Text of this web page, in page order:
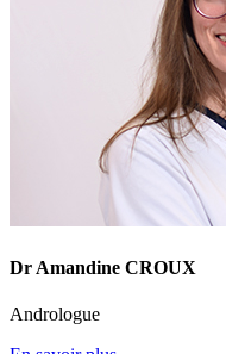
Dr Amandine CROUX
Andrologue